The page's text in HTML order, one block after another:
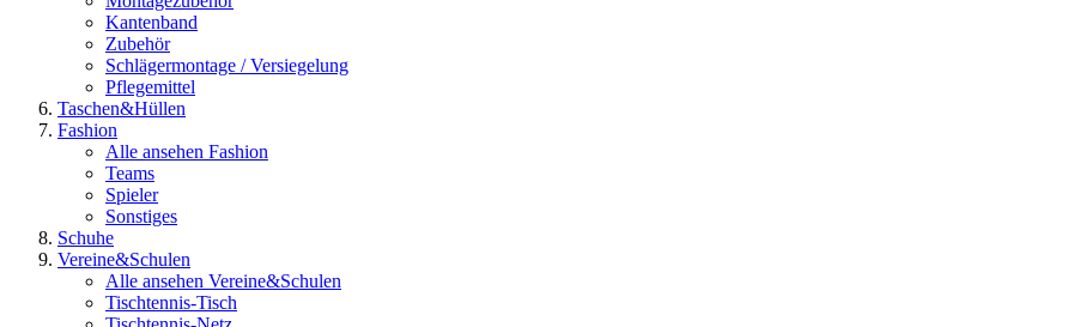
Kantenband
Zubehör
Schlägermontage / Versiegelung
Pflegemittel
Taschen&Hüllen
Fashion
Alle ansehen Fashion
Teams
Spieler
Sonstiges
Schuhe
Vereine&Schulen
Alle ansehen Vereine&Schulen
Tischtennis-Tisch